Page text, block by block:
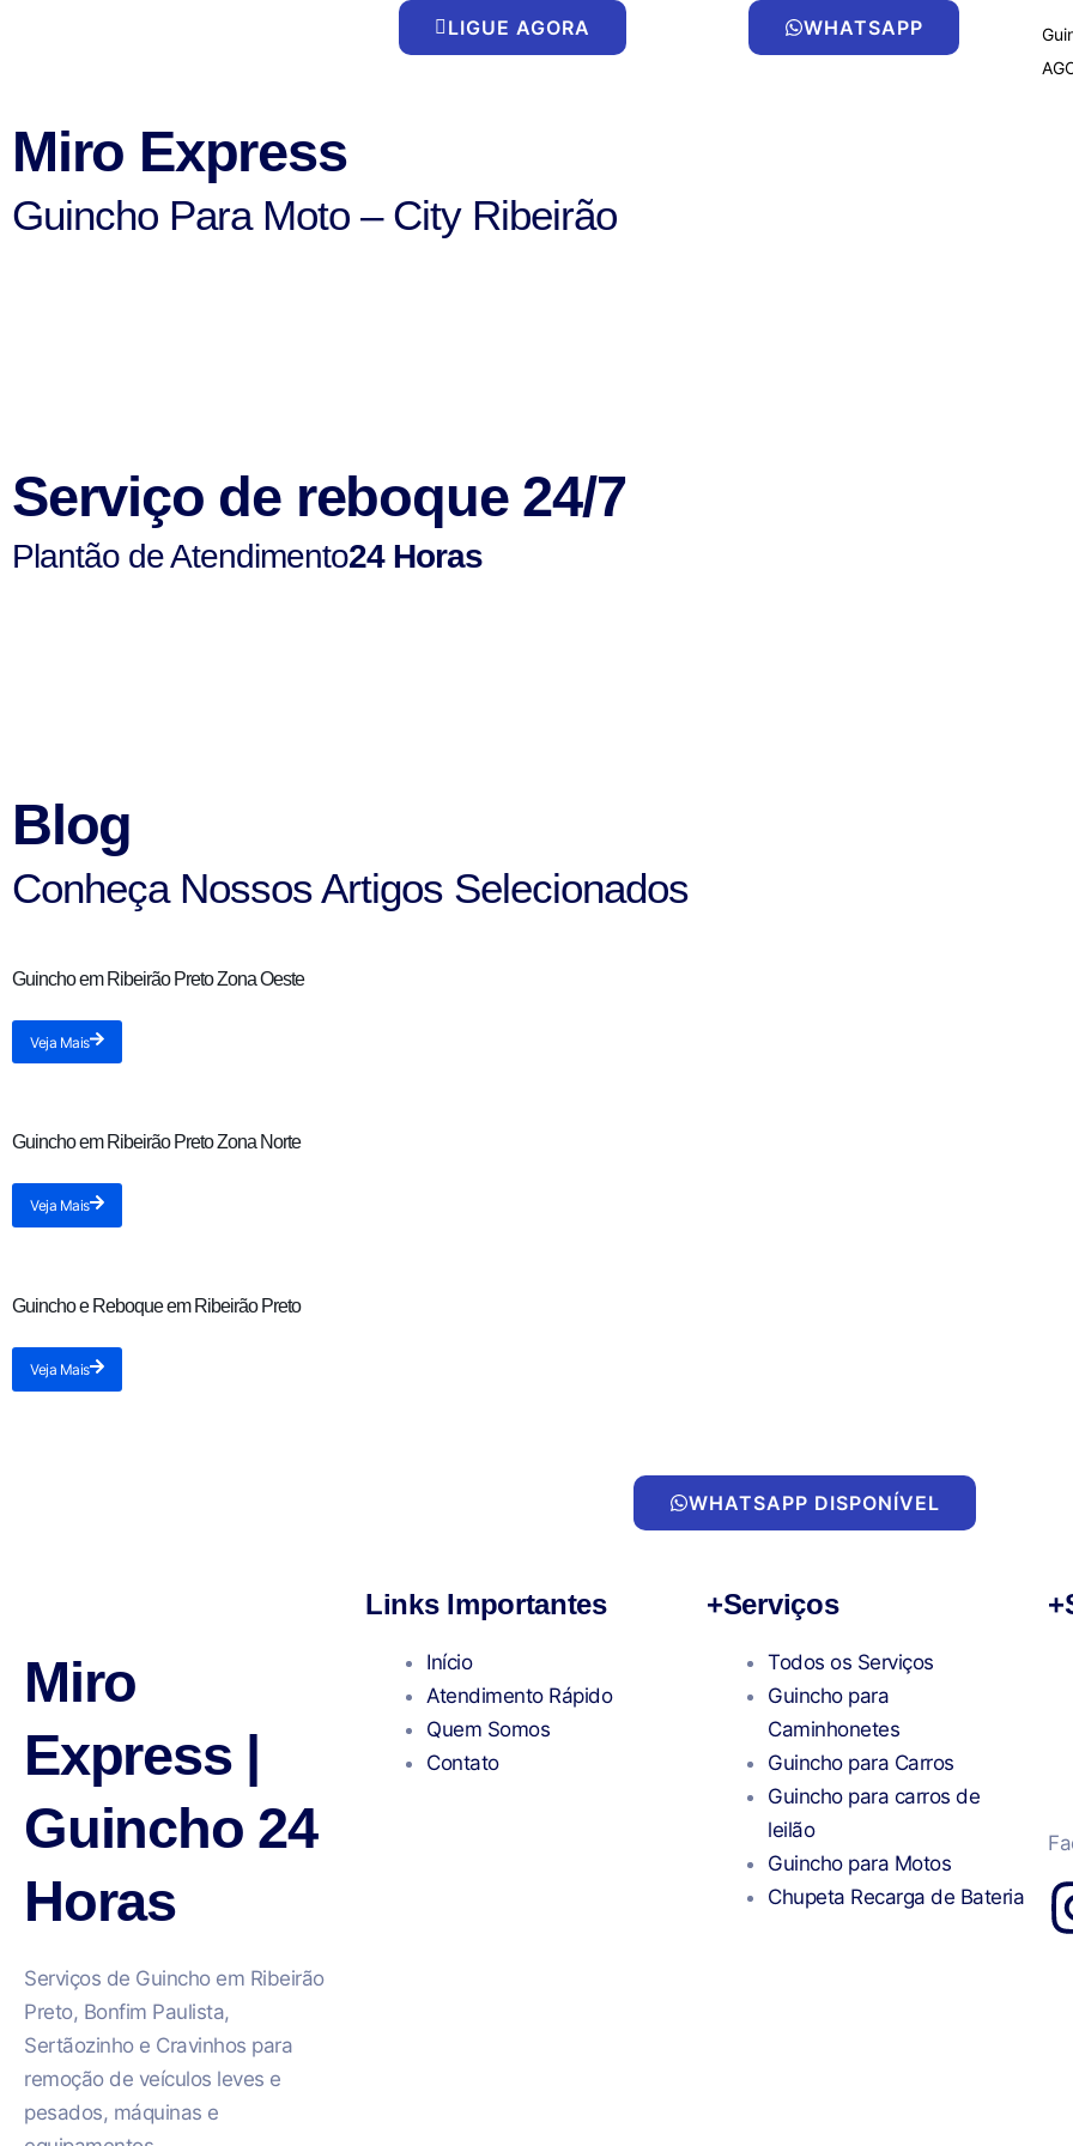
LIGUE AGORA WHATSAPP
Miro Express
Guincho Para Moto – City Ribeirão
Serviço de reboque 24/7
Plantão de Atendimento24 Horas
Blog
Conheça Nossos Artigos Selecionados
Guincho em Ribeirão Preto Zona Oeste
Veja Mais
Guincho em Ribeirão Preto Zona Norte
Veja Mais
Guincho e Reboque em Ribeirão Preto
Veja Mais
WHATSAPP DISPONÍVEL
Miro
Express |
Guincho 24
Horas
Serviços de Guincho em Ribeirão
Preto, Bonfim Paulista,
Sertãozinho e Cravinhos para
remoção de veículos leves e
pesados, máquinas e
Links Importantes
Início
Atendimento Rápido
Quem Somos
Contato
+Serviços
Todos os Serviços
Guincho para
Caminhonetes
Guincho para Carros
Guincho para carros de
leilão
Guincho para Motos
Chupeta Recarga de Bateria